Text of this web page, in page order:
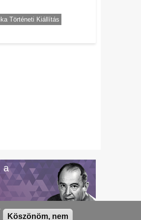
Történeti Kiállítás
a
Köszönöm, nem